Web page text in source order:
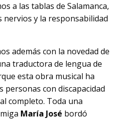
a las tablas de Salamanca,
nervios y la responsabilidad
además con la novedad de
traductora de lengua de
esta obra musical ha
personas con discapacidad
completo. Toda una
María José bordó